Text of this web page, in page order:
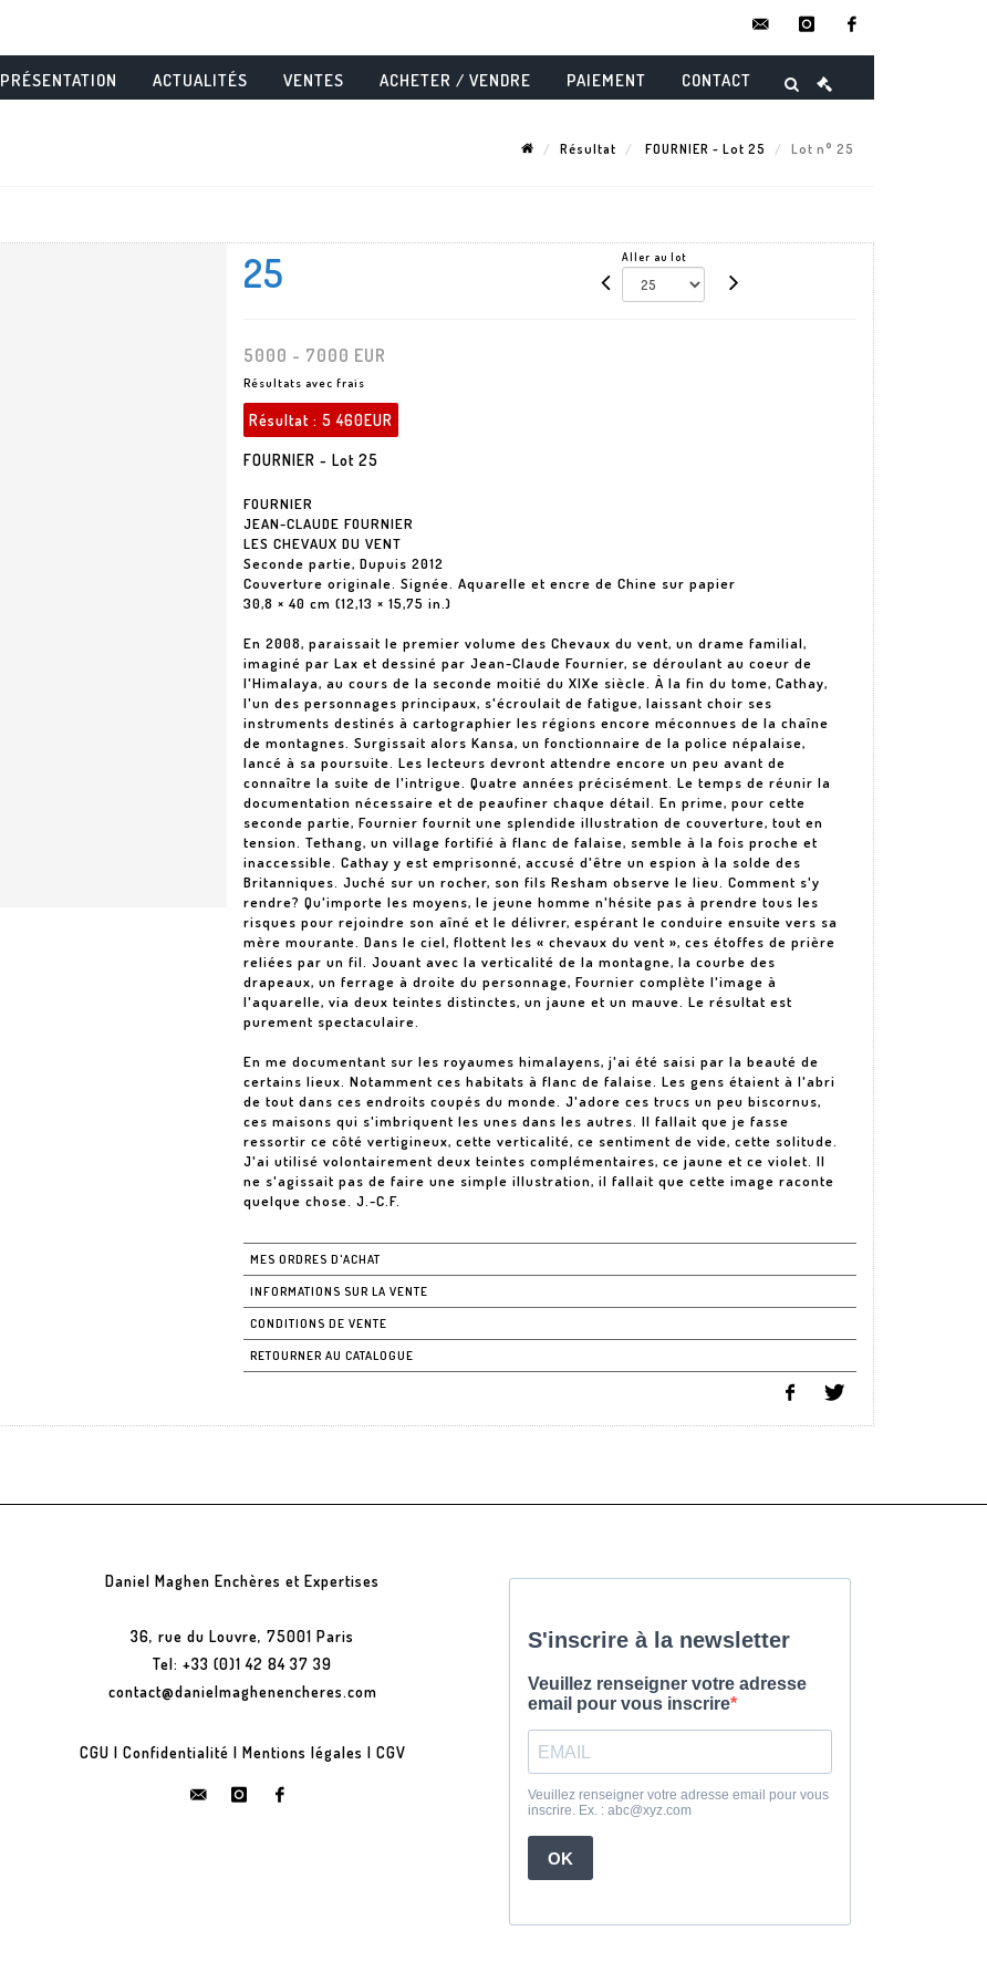
instagram
PRÉSENTATION ACTUALITÉS VENTES ACHETER / VENDRE PAIEMENT CONTACT
Résultat FOURNIER - Lot 25 Lot n° 25
25 Aller au lot
5000 - 7000 EUR
Résultats avec frais
Résultat : 5 460EUR
FOURNIER - Lot 25
FOURNIER
JEAN-CLAUDE FOURNIER
LES CHEVAUX DU VENT
Seconde partie, Dupuis 2012
Couverture originale. Signée. Aquarelle et encre de Chine sur papier
30,8 × 40 cm (12,13 × 15,75 in.)
En 2008, paraissait le premier volume des Chevaux du vent, un drame familial,
imaginé par Lax et dessiné par Jean-Claude Fournier, se déroulant au coeur de
l'Himalaya, au cours de la seconde moitié du XIXe siècle. À la fin du tome, Cathay,
l'un des personnages principaux, s'écroulait de fatigue, laissant choir ses
instruments destinés à cartographier les régions encore méconnues de la chaîne
de montagnes. Surgissait alors Kansa, un fonctionnaire de la police népalaise,
lancé à sa poursuite. Les lecteurs devront attendre encore un peu avant de
connaître la suite de l'intrigue. Quatre années précisément. Le temps de réunir la
documentation nécessaire et de peaufiner chaque détail. En prime, pour cette
seconde partie, Fournier fournit une splendide illustration de couverture, tout en
tension. Tethang, un village fortifié à flanc de falaise, semble à la fois proche et
inaccessible. Cathay y est emprisonné, accusé d'être un espion à la solde des
Britanniques. Juché sur un rocher, son fils Resham observe le lieu. Comment s'y
rendre? Qu'importe les moyens, le jeune homme n'hésite pas à prendre tous les
risques pour rejoindre son aîné et le délivrer, espérant le conduire ensuite vers sa
mère mourante. Dans le ciel, flottent les « chevaux du vent », ces étoffes de prière
reliées par un fil. Jouant avec la verticalité de la montagne, la courbe des
drapeaux, un ferrage à droite du personnage, Fournier complète l'image à
l'aquarelle, via deux teintes distinctes, un jaune et un mauve. Le résultat est
purement spectaculaire.
En me documentant sur les royaumes himalayens, j'ai été saisi par la beauté de
certains lieux. Notamment ces habitats à flanc de falaise. Les gens étaient à l'abri
de tout dans ces endroits coupés du monde. J'adore ces trucs un peu biscornus,
ces maisons qui s'imbriquent les unes dans les autres. Il fallait que je fasse
ressortir ce côté vertigineux, cette verticalité, ce sentiment de vide, cette solitude.
J'ai utilisé volontairement deux teintes complémentaires, ce jaune et ce violet. Il
ne s'agissait pas de faire une simple illustration, il fallait que cette image raconte
quelque chose. J.-C.F.
MES ORDRES D'ACHAT
INFORMATIONS SUR LA VENTE
CONDITIONS DE VENTE
RETOURNER AU CATALOGUE
Daniel Maghen Enchères et Expertises
36, rue du Louvre, 75001 Paris
Tel: +33 (0)1 42 84 37 39
contact@danielmaghenencheres.com
CGU | Confidentialité | Mentions légales | CGV